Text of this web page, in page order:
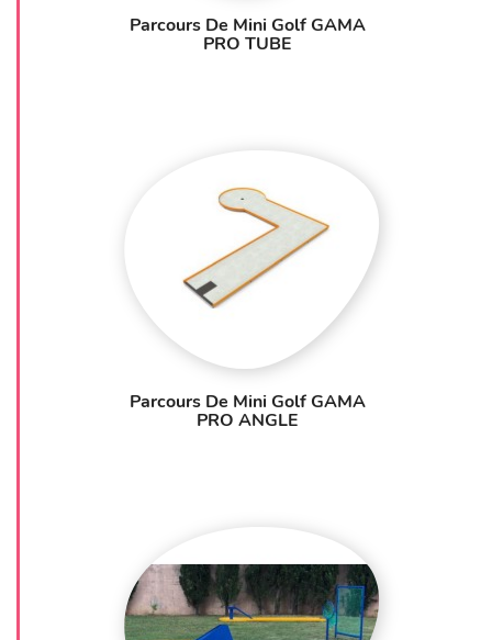
Parcours De Mini Golf GAMA
PRO TUBE
Parcours De Mini Golf GAMA
PRO ANGLE